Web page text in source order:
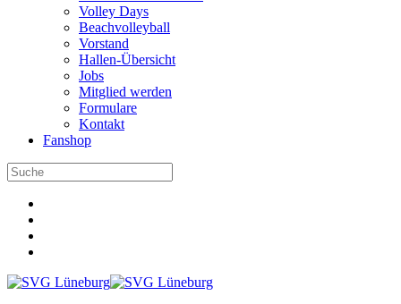
Volley Days
Beachvolleyball
Vorstand
Hallen-Übersicht
Jobs
Mitglied werden
Formulare
Kontakt
Fanshop